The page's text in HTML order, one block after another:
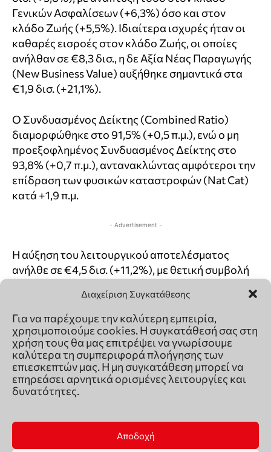
Διαχείριση Συγκατάθεσης
Για να παρέχουμε την καλύτερη εμπειρία,
χρησιμοποιούμε cookies. Η συγκατάθεσή σας στη
χρήση τους θα μας επιτρέψει να γνωρίσουμε
καλύτερα τη συμπεριφορά πλοήγησης των
επιεσκεπτών μας. Η μη συγκατάθεση μπορεί να
επηρεάσει αρνητικά ορισμένες λειτουργίες και
δυνατότητες.
Αποδοχή